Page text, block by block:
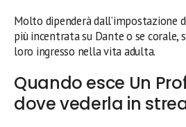
Molto dipenderà dall’impostazione
più incentrata su Dante o se corale,
loro ingresso nella vita adulta.
Quando esce Un
dove vederla in